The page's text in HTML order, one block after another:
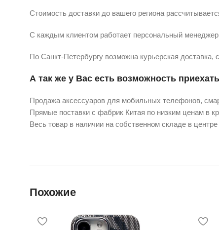
Стоимость доставки до вашего региона
С каждым клиентом работает персональный
По Санкт-Петербургу возможна курьерская
А так же у Вас есть возможность
Продажа аксессуаров для мобильных телефонов,
Прямые поставки с фабрик Китая по низким ценам в
Весь товар в наличии на собственном складе в
Похожие